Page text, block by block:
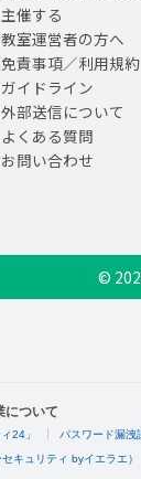
主催する
教室運営者の方へ
免責事項／利用規約
ガイドライン
外部送信について
よくある質問
お問い合わせ
©